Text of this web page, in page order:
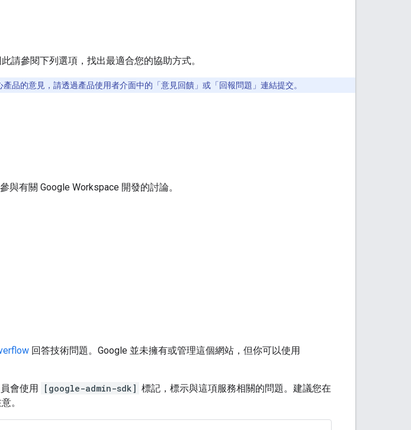
請參閱下列選項，找出最適合您的協助方式。
品的意見，請透過產品使用者介面中的「意見回饋」 或「回報問題」 連結提交。
與有關 Google Workspace 開發的討論。
回答技術問題。Google 並未擁有或管理這個網站，但你可以使用
會使用 [google-admin-sdk] 標記，標示與這項服務相關的問題。建議您在
。